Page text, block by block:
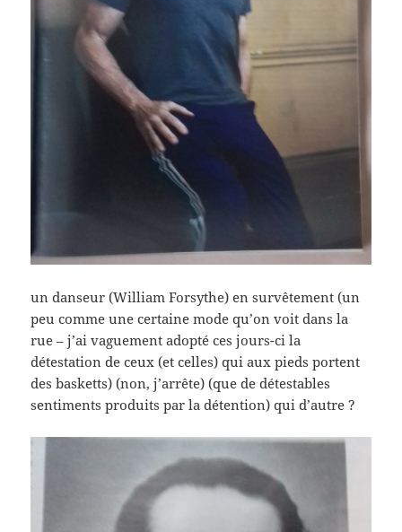
un danseur (William Forsythe) en survêtement (un
peu comme une certaine mode qu’on voit dans la
rue – j’ai vaguement adopté ces jours-ci la
détestation de ceux (et celles) qui aux pieds portent
des basketts) (non, j’arrête) (que de détestables
sentiments produits par la détention) qui d’autre ?